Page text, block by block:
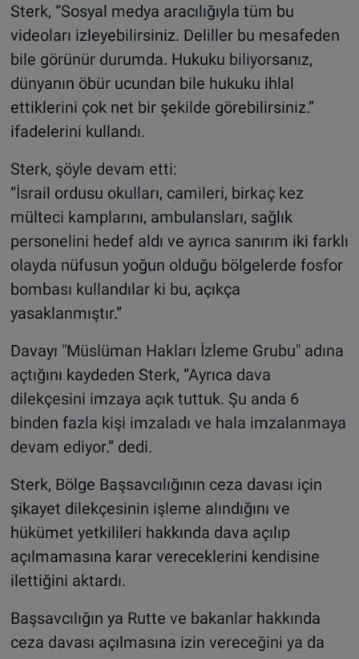
Sterk, “Sosyal medya aracılığıyla tüm bu
videoları izleyebilirsiniz. Deliller bu mesafeden
bile görünür durumda. Hukuku biliyorsanız,
dünyanın öbür ucundan bile hukuku ihlal
ettiklerini çok net bir şekilde görebilirsiniz.”
ifadelerini kullandı.
Sterk, şöyle devam etti:
“İsrail ordusu okulları, camileri, birkaç kez
mülteci kamplarını, ambulansları, sağlık
personelini hedef aldı ve ayrıca sanırım iki farklı
olayda nüfusun yoğun olduğu bölgelerde fosfor
bombası kullandılar ki bu, açıkça
yasaklanmıştır.”
Davayı "Müslüman Hakları İzleme Grubu" adına
açtığını kaydeden Sterk, “Ayrıca dava
dilekçesini imzaya açık tuttuk. Şu anda 6
binden fazla kişi imzaladı ve hala imzalanmaya
devam ediyor.” dedi.
Sterk, Bölge Başsavcılığının ceza davası için
şikayet dilekçesinin işleme alındığını ve
hükümet yetkilileri hakkında dava açılıp
açılmamasına karar vereceklerini kendisine
ilettiğini aktardı.
Başsavcılığın ya Rutte ve bakanlar hakkında
ceza davası açılmasına izin vereceğini ya da